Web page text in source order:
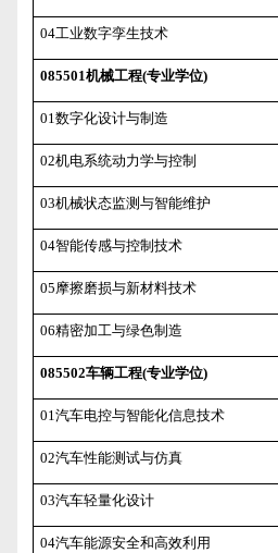
04工业数字孪生技术
085501机械工程(专业学位)
01 数字化设计与制造
02机电系统动力学与控制
03机械状态监测与智能维护
04智能传感与控制技术
05摩擦磨损与新材料技术
06精密加工与绿色制造
085502车辆工程(专业学位)
01 汽车电控与智能化信息技术
02汽车性能测试与仿真
03汽车轻量化设计
04汽车能源安全和高效利用